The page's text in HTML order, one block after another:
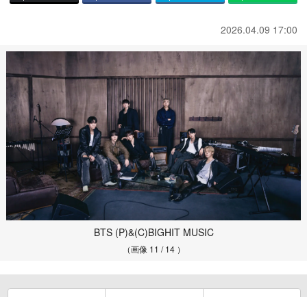
2026.04.09 17:00
BTS (P)&(C)BIGHIT MUSIC
（画像 11 / 14 ）